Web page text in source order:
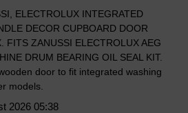
ELECTROLUX INTEGRATED
DECOR CUPBOARD DOOR
FITS ZANUSSI ELECTROLUX AEG
DRUM BEARING OIL SEAL KIT.
door to fit integrated washing
models.
2026 05:38